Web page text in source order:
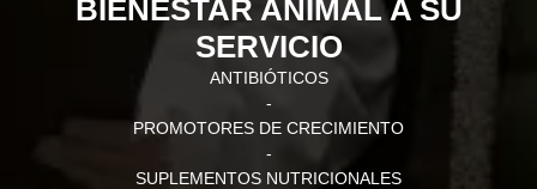
BIENESTAR ANIMAL A SU
SERVICIO
ANTIBIÓTICOS
-
PROMOTORES DE CRECIMIENTO
-
SUPLEMENTOS NUTRICIONALES